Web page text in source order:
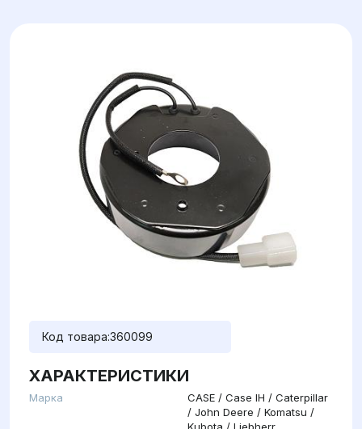
Код товара:360099
ХАРАКТЕРИСТИКИ
Марка
CASE / Case IH / Caterpillar
/ John Deere / Komatsu /